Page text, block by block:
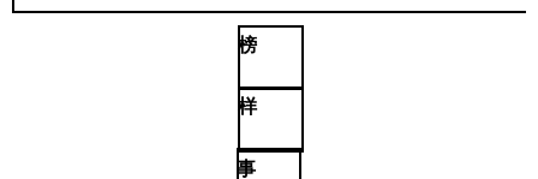
榜
样
事